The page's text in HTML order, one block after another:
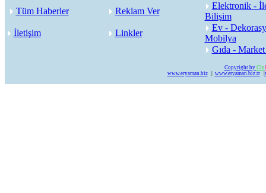
Tüm Haberler Reklam Ver
Elektronik -
Bilişim
İletişim
Linkler
Ev -
Mobilya
Gıda -
Copyright by Cin
www.eryaman.biz| www.eryaman.biz.tr|